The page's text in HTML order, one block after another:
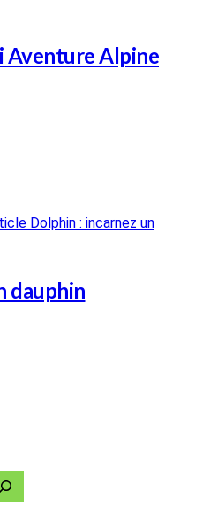
Aventure Alpine
dauphin